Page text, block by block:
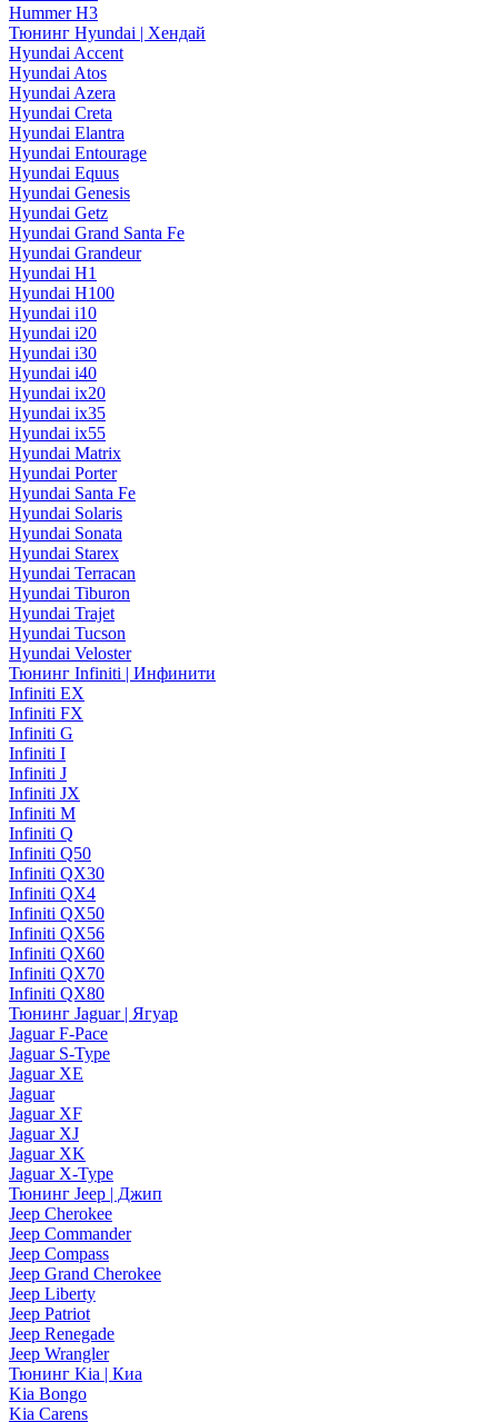
Hummer H3
Тюнинг Hyundai | Хендай
Hyundai Accent
Hyundai Atos
Hyundai Azera
Hyundai Creta
Hyundai Elantra
Hyundai Entourage
Hyundai Equus
Hyundai Genesis
Hyundai Getz
Hyundai Grand Santa Fe
Hyundai Grandeur
Hyundai H1
Hyundai H100
Hyundai i10
Hyundai i20
Hyundai i30
Hyundai i40
Hyundai ix20
Hyundai ix35
Hyundai ix55
Hyundai Matrix
Hyundai Porter
Hyundai Santa Fe
Hyundai Solaris
Hyundai Sonata
Hyundai Starex
Hyundai Terracan
Hyundai Tiburon
Hyundai Trajet
Hyundai Tucson
Hyundai Veloster
Тюнинг Infiniti | Инфинити
Infiniti EX
Infiniti FX
Infiniti G
Infiniti I
Infiniti J
Infiniti JX
Infiniti M
Infiniti Q
Infiniti Q50
Infiniti QX30
Infiniti QX4
Infiniti QX50
Infiniti QX56
Infiniti QX60
Infiniti QX70
Infiniti QX80
Тюнинг Jaguar | Ягуар
Jaguar F-Pace
Jaguar S-Type
Jaguar XE
Jaguar
Jaguar XF
Jaguar XJ
Jaguar XK
Jaguar X-Type
Тюнинг Jeep | Джип
Jeep Cherokee
Jeep Commander
Jeep Compass
Jeep Grand Cherokee
Jeep Liberty
Jeep Patriot
Jeep Renegade
Jeep Wrangler
Тюнинг Kia | Киа
Kia Bongo
Kia Carens